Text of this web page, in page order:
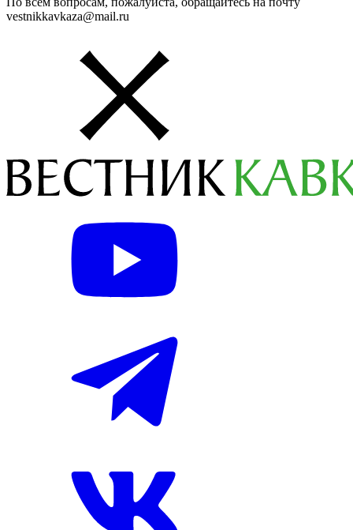
vestnikkavkaza@mail.ru